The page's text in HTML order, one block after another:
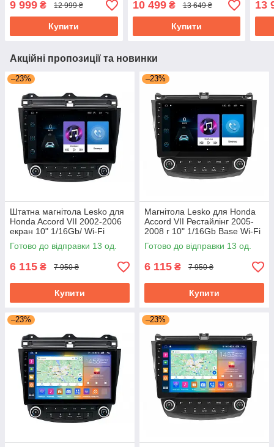
Пілот
9 999 ₴ 12 999 ₴
Купити
Пілот
10 499₴ 13 649 ₴
Купити
13
Акційні пропозиції та новинки
–23%
Штатна магнітола Lesko для
Honda Accord VII 2002-2006
екран 10" 1/16Gb/ Wi-Fi
клімат контроль Android Base
Готово до відправки 13 од.
6 115 ₴ 7 950 ₴
Купити
–23%
Магнітола Lesko для Honda
Accord VII Рестайлінг 2005-
2008 г 10" 1/16Gb Base Wi-Fi
Android GPS Хонда Аккорд
Готово до відправки 13 од.
6 115 ₴ 7 950 ₴
Купити
–23% –23%